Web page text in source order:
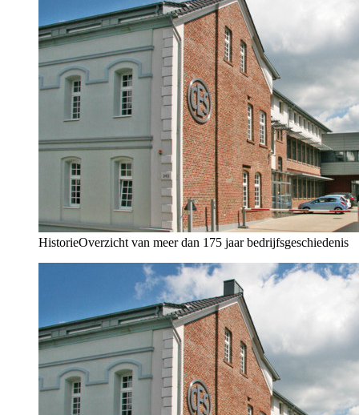
HistorieOverzicht van meer dan 175 jaar bedrijfsgeschiedenis